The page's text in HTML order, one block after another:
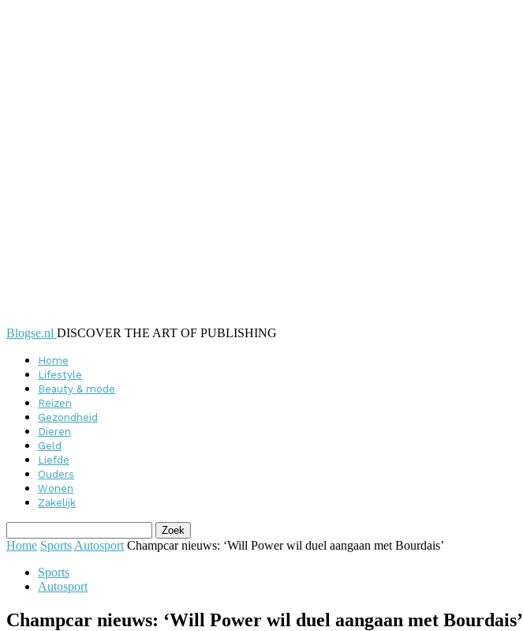
Blogse.nl DISCOVER THE ART OF PUBLISHING
Home
Lifestyle
Beauty & mode
Reizen
Gezondheid
Dieren
Geld
Liefde
Ouders
Wonen
Zakelijk
Home Sports Autosport Champcar nieuws: ‘Will Power wil duel aangaan met Bourdais’
Sports
Autosport
Champcar nieuws: ‘Will Power wil duel aangaan met Bourdais’